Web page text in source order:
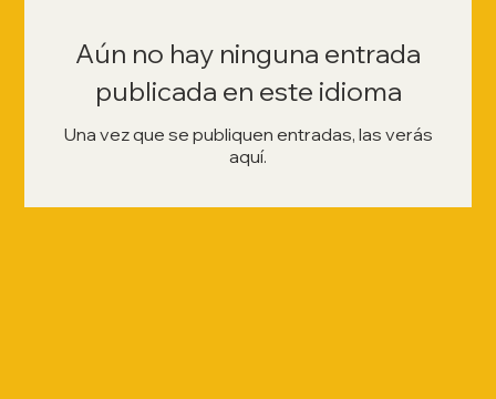
Aún no hay ninguna entrada
publicada en este idioma
Una vez que se publiquen entradas, las verás
aquí.